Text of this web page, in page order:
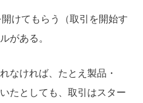
けてもらう（取引を開始す
がある。
なければ、たとえ製品・
たとしても、取引はスター